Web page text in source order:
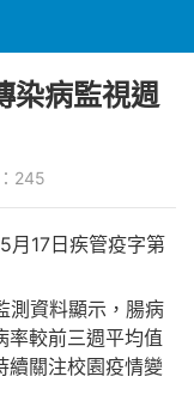
染病監視週
245
月17日疾管疫字第
測資料顯示，腸病
率較前三週平均值
續關注校園疫情變